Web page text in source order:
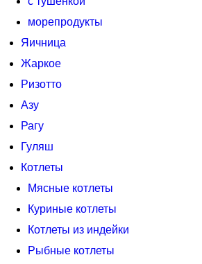
морепродукты
Яичница
Жаркое
Ризотто
Азу
Рагу
Гуляш
Котлеты
Мясные котлеты
Куриные котлеты
Котлеты из индейки
Рыбные котлеты